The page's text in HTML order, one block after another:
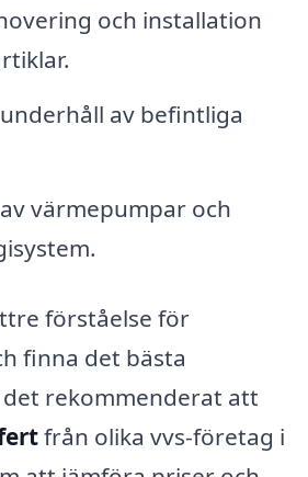
och installation
av befintliga
värmepumpar och
förståelse för
finna det bästa
rekommenderat att
från olika vvs-företag i